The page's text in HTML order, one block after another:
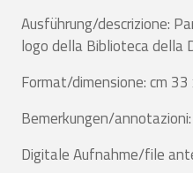
Ausführung/descrizione:
logo della Biblioteca della
Format/dimensione: cm
Bemerkungen/
Digitale Aufnahme/file